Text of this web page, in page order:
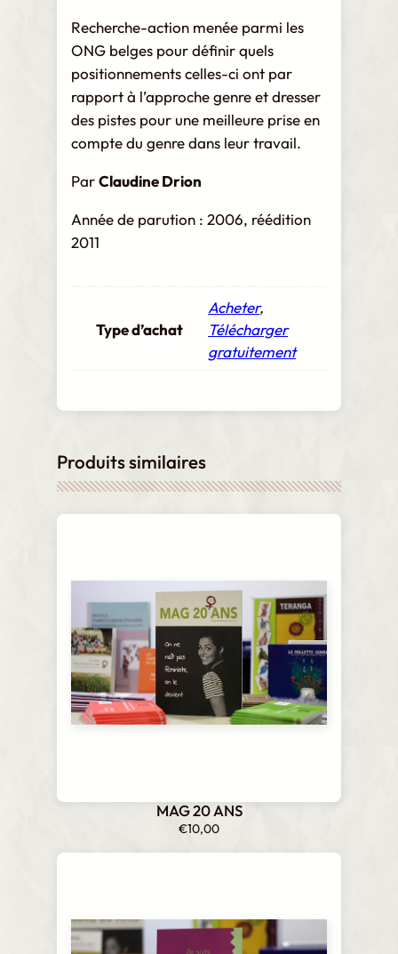
Recherche-action menée parmi les
ONG belges pour définir quels
positionnements celles-ci ont par
rapport à l’approche genre et dresser
des pistes pour une meilleure prise en
compte du genre dans leur travail.
ParClaudine Drion
Année de parution : 2006, réédition
2011
Type d’achat
Acheter,
Télécharger
gratuitement
Produits similaires
MAG 20 ANS
€10,00